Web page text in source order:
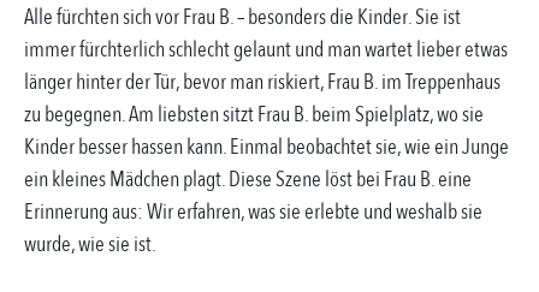
Alle fürchten sich vor Frau B. – besonders die Kinder. Sie ist
immer fürchterlich schlecht gelaunt und man wartet lieber etwas
länger hinter der Tür, bevor man riskiert, Frau B. im Treppenhaus
zu begegnen. Am liebsten sitzt Frau B. beim Spielplatz, wo sie
Kinder besser hassen kann. Einmal beobachtet sie, wie ein Junge
ein kleines Mädchen plagt. Diese Szene löst bei Frau B. eine
Erinnerung aus: Wir erfahren, was sie erlebte und weshalb sie
wurde, wie sie ist.